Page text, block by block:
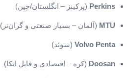
Perkins (پرکینز – انگلستان/چین)
MTU (آلمان – بسیار صنعتی و گران‌تر)
Volvo Penta (سوئد)
Doosan (کره – اقتصادی و قابل اتکا)